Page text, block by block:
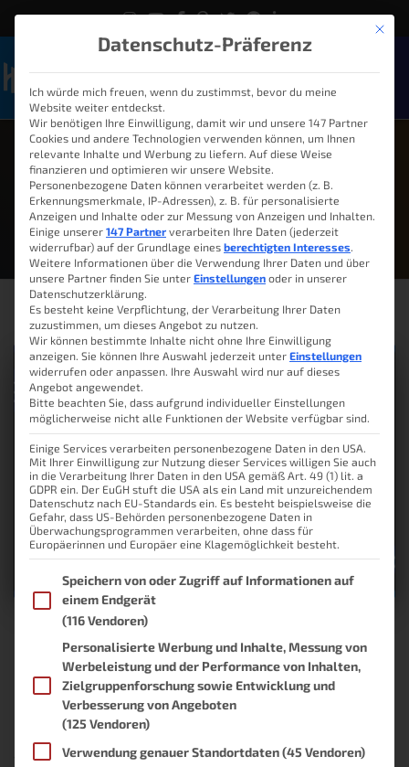
Februar 2, 2025
Home Assistant installieren:
Schritt-für-Schritt-Anleitung
(2026)
Du willst Home Assistant installieren und dein Smart Home selbst
verwalten? Dann bist du hier genau richtig. In diesem Artikel zeige
Mit
Datenschutz-Präferenz
Ich würde mich freuen, wenn du zustimmst, bevor du meine
Website weiter entdeckst.
Wir benötigen Ihre Einwilligung, damit wir und unsere 147 Partner
Cookies und andere Technologien verwenden können, um Ihnen
relevante Inhalte und Werbung zu liefern. Auf diese Weise
finanzieren und optimieren wir unsere Website.
Personenbezogene Daten können verarbeitet werden (z. B.
Erkennungsmerkmale, IP-Adressen), z. B. für personalisierte
Anzeigen und Inhalte oder zur Messung von Anzeigen und Inhalten.
Einige unserer 147 Partner verarbeiten Ihre Daten (jederzeit
widerrufbar) auf der Grundlage eines berechtigten Interesses.
Weitere Informationen über die Verwendung Ihrer Daten und über
unsere Partner finden Sie unter Einstellungen oder in unserer
Datenschutzerklärung.
Es besteht keine Verpflichtung, der Verarbeitung Ihrer Daten
zuzustimmen, um dieses Angebot zu nutzen.
Wir können bestimmte Inhalte nicht ohne Ihre Einwilligung
anzeigen. Sie können Ihre Auswahl jederzeit unter Einstellungen
widerrufen oder anpassen. Ihre Auswahl wird nur auf dieses
Angebot angewendet.
Bitte beachten Sie, dass aufgrund individueller Einstellungen
möglicherweise nicht alle Funktionen der Website verfügbar sind.
Einige Services verarbeiten personenbezogene Daten in den USA.
Mit Ihrer Einwilligung zur Nutzung dieser Services willigen Sie auch
in die Verarbeitung Ihrer Daten in den USA gemäß Art. 49 (1) lit. a
GDPR ein. Der EuGH stuft die USA als ein Land mit unzureichendem
Datenschutz nach EU-Standards ein. Es besteht beispielsweise die
Gefahr, dass US-Behörden personenbezogene Daten in
Überwachungsprogrammen verarbeiten, ohne dass für
Europäerinnen und Europäer eine Klagemöglichkeit besteht.
Im Folgenden finden Sie eine Liste der Zwecke des IAB
Speichern von oder Zugriff auf Informationen auf
einem Endgerät
(116 Vendoren)
Personalisierte Werbung und Inhalte, Messung von
Werbeleistung und der Performance von Inhalten,
Zielgruppenforschung sowie Entwicklung und
Verbesserung von Angeboten
(125 Vendoren)
Verwendung genauer Standortdaten(45 Vendoren)